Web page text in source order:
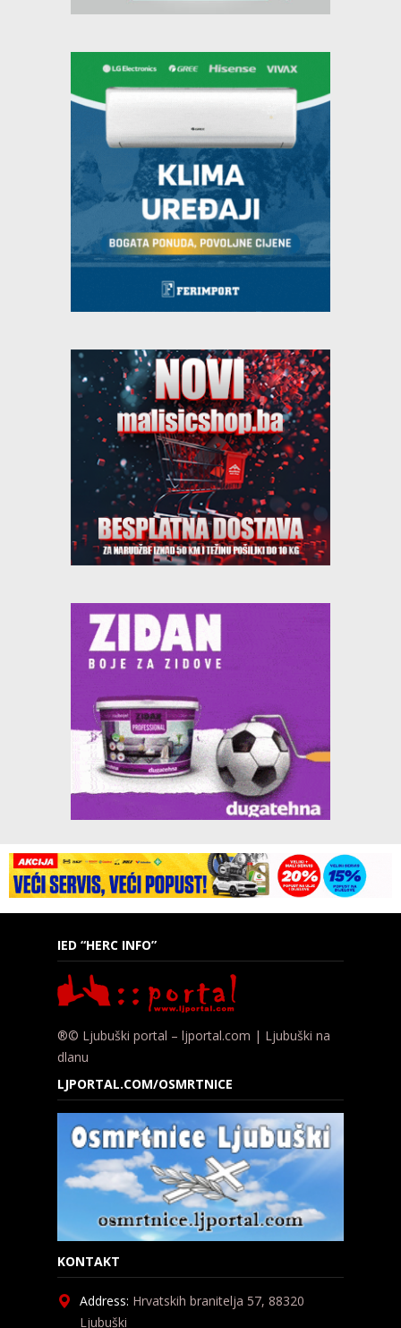
IED “HERC INFO”
®© Ljubuški portal – ljportal.com | Ljubuški na
dlanu
LJPORTAL.COM/OSMRTNICE
KONTAKT
Address: Hrvatskih branitelja 57, 88320
Ljubuški